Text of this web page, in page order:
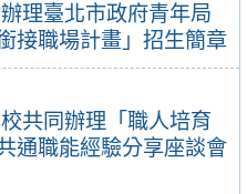
理臺北市政府青年局
接職場計畫」招生簡章
共同辦理「職人培育
通職能經驗分享座談會